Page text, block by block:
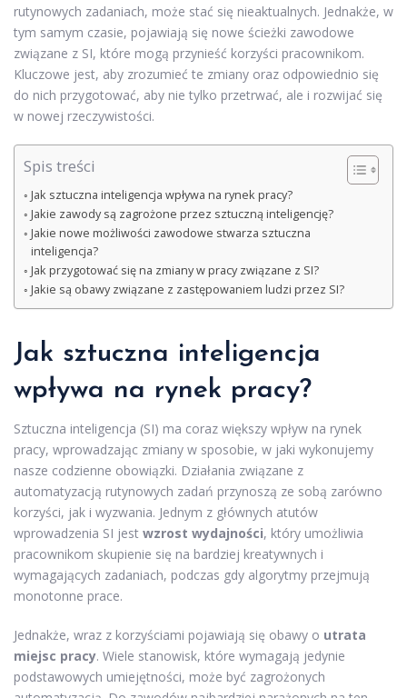
rutynowych zadaniach, może stać się nieaktualnych. Jednakże, w
tym samym czasie, pojawiają się nowe ścieżki zawodowe
związane z SI, które mogą przynieść korzyści pracownikom.
Kluczowe jest, aby zrozumieć te zmiany oraz odpowiednio się
do nich przygotować, aby nie tylko przetrwać, ale i rozwijać się
w nowej rzeczywistości.
Spis treści
Jak sztuczna inteligencja wpływa na rynek pracy?
Jakie zawody są zagrożone przez sztuczną inteligencję?
Jakie nowe możliwości zawodowe stwarza sztuczna
inteligencja?
Jak przygotować się na zmiany w pracy związane z SI?
Jakie są obawy związane z zastępowaniem ludzi przez SI?
Jak sztuczna inteligencja
wpływa na rynek pracy?
Sztuczna inteligencja (SI) ma coraz większy wpływ na rynek
pracy, wprowadzając zmiany w sposobie, w jaki wykonujemy
nasze codzienne obowiązki. Działania związane z
automatyzacją rutynowych zadań przynoszą ze sobą zarówno
korzyści, jak i wyzwania. Jednym z głównych atutów
wprowadzenia SI jest wzrost wydajności, który umożliwia
pracownikom skupienie się na bardziej kreatywnych i
wymagających zadaniach, podczas gdy algorytmy przejmują
monotonne prace.
Jednakże, wraz z korzyściami pojawiają się obawy o utrata
miejsc pracy. Wiele stanowisk, które wymagają jedynie
podstawowych umiejętności, może być zagrożonych